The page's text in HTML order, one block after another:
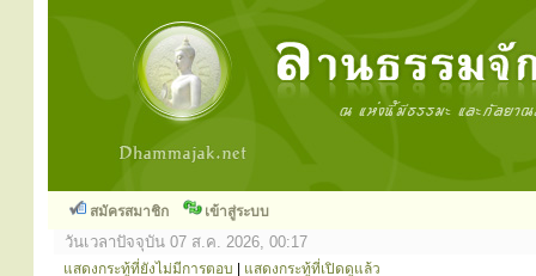
สมัครสมาชิก เข้าสู่ระบบ
วันเวลาปัจจุบัน 07 ส.ค. 2026, 00:17
แสดงกระทู้ที่ยังไม่มีการตอบ แสดงกระทู้ที่เปิดดูแล้ว